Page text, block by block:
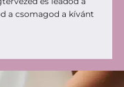
a csomagod a kívánt